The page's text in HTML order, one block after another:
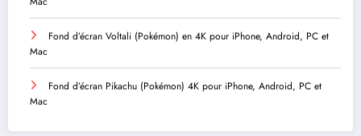
Fond d’écran Voltali (Pokémon) en 4K pour iPhone, Android, PC et
Mac
Fond d’écran Pikachu (Pokémon) 4K pour iPhone, Android, PC et
Mac